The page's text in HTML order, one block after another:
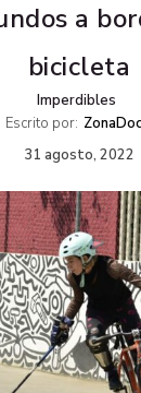
a
bicicleta
Imperdibles
Escrito por:
31 agosto, 2022